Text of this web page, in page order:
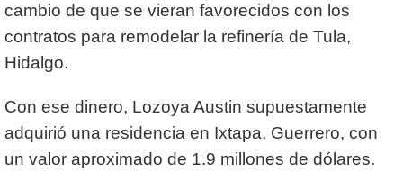
cambio de que se vieran favorecidos con los
contratos para remodelar la refinería de Tula,
Hidalgo.
Con ese dinero, Lozoya Austin supuestamente
adquirió una residencia en Ixtapa, Guerrero, con
un valor aproximado de 1.9 millones de dólares.